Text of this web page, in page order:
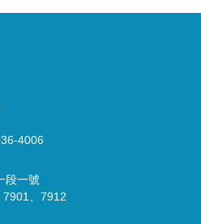
4006
段一號
、7912